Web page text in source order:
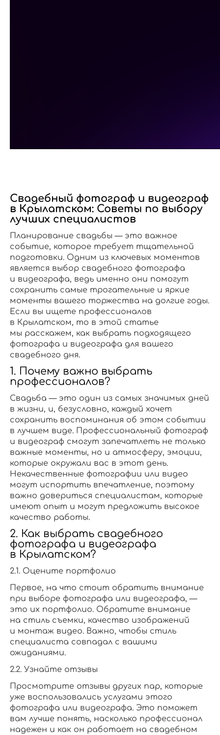
Свадебный фотограф и видеограф
в Крылатском: Советы по выбору
лучших специалистов
Планирование свадьбы — это важное
событие, которое требует тщательной
подготовки. Одним из ключевых моментов
является выбор свадебного фотографа
и видеографа, ведь именно они помогут
сохранить самые трогательные и яркие
моменты вашего торжества на долгие годы.
Если вы ищете профессионалов
в Крылатском, то в этой статье
мы расскажем, как выбрать подходящего
фотографа и видеографа для вашего
свадебного дня.
1. Почему важно выбрать
профессионалов?
Свадьба — это один из самых значимых дней
в жизни, и, безусловно, каждый хочет
сохранить воспоминания об этом событии
в лучшем виде. Профессиональный фотограф
и видеограф смогут запечатлеть не только
важные моменты, но и атмосферу, эмоции,
которые окружали вас в этот день.
Некачественные фотографии или видео
могут испортить впечатление, поэтому
важно довериться специалистам, которые
имеют опыт и могут предложить высокое
качество работы.
2. Как выбрать свадебного
фотографа и видеографа
в Крылатском?
2.1. Оцените портфолио
Первое, на что стоит обратить внимание
при выборе фотографа или видеографа, —
это их портфолио. Обратите внимание
на стиль съемки, качество изображений
и монтаж видео. Важно, чтобы стиль
специалиста совпадал с вашими
ожиданиями.
2.2. Узнайте отзывы
Просмотрите отзывы других пар, которые
уже воспользовались услугами этого
фотографа или видеографа. Это поможет
вам лучше понять, насколько профессионал
надежен и как он работает на свадебном